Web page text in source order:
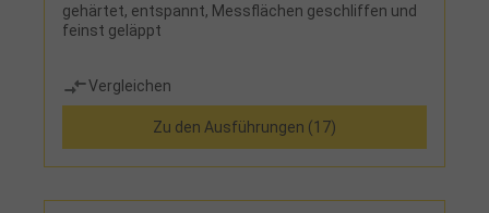
gehärtet, entspannt, Messflächen geschliffen und
feinst geläppt
Vergleichen
Zu den Ausführungen (17)